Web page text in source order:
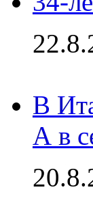
В
А в